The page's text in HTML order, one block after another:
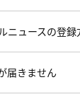
ニュースの登
届きません